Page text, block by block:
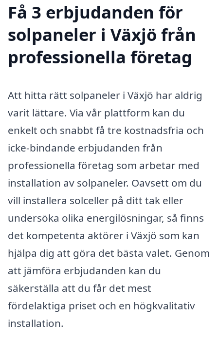
Få 3 erbjudanden för
solpaneler i Växjö från
professionella företag
Att hitta rätt solpaneler i Växjö har aldrig
varit lättare. Via vår plattform kan du
enkelt och snabbt få tre kostnadsfria och
icke-bindande erbjudanden från
professionella företag som arbetar med
installation av solpaneler. Oavsett om du
vill installera solceller på ditt tak eller
undersöka olika energilösningar, så finns
det kompetenta aktörer i Växjö som kan
hjälpa dig att göra det bästa valet. Genom
att jämföra erbjudanden kan du
säkerställa att du får det mest
fördelaktiga priset och en högkvalitativ
installation.